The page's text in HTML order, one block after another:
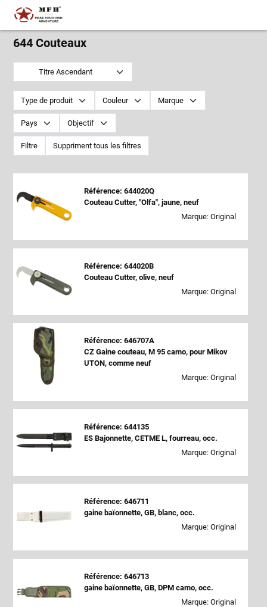
644 Couteaux
Titre Ascendant
Type de produit Couleur Marque
Pays Objectif
Filtre Suppriment tous les filtres
Référence: 644020Q
Couteau Cutter, "Olfa", jaune, neuf
Marque: Original
Référence: 644020B
Couteau Cutter, olive, neuf
Marque: Original
Référence: 646707A
CZ Gaine couteau, M 95 camo, pour Mikov
UTON, comme neuf
Marque: Original
Référence: 644135
ES Bajonnette, CETME L, fourreau, occ.
Marque: Original
Référence: 646711
gaine baïonnette, GB, blanc, occ.
Marque: Original
Référence: 646713
gaine baïonnette, GB, DPM camo, occ.
Marque: Original